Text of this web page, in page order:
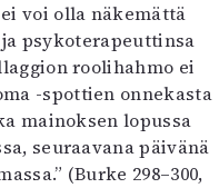
voi olla näkemättä
psykoterapeuttinsa
roolihahmo ei
-spottien onnekasta
mainoksen lopussa
seuraavana päivänä
(Burke 298–300,